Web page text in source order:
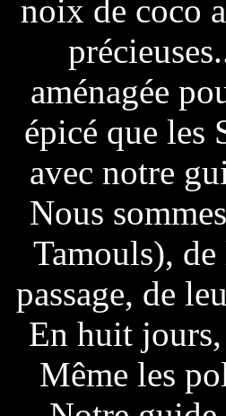
noix de coco
aménagée
épicé que les
avec notre
Nous
Tamouls),
passage, de
En huit jours,
Même les